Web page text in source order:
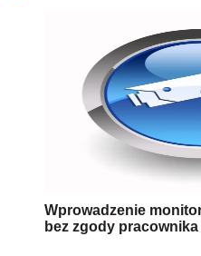
Wprowadzenie
bez zgody pracownika